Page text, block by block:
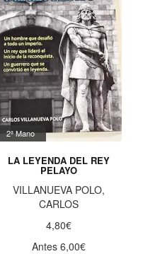
2ª Mano
LA LEYENDA DEL REY
PELAYO
VILLANUEVA POLO,
CARLOS
4,80€
Antes 6,00€